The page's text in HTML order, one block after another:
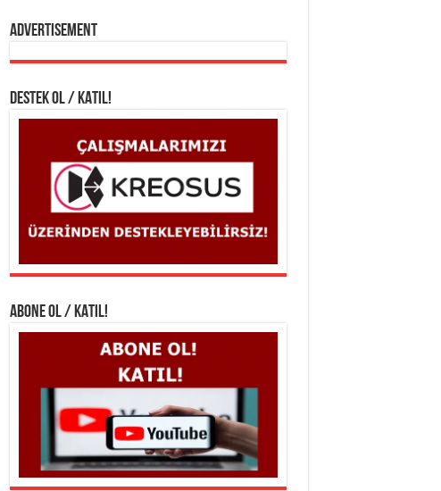
Advertisement
DESTEK OL / KATIL!
ABONE OL / KATIL!